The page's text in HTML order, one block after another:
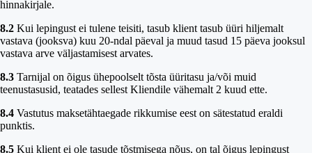
hinnakirjale.
8.2 Kui lepingust ei tulene teisiti, tasub klient tasub üüri hiljemalt
vastava (jooksva) kuu 20-ndal päeval ja muud tasud 15 päeva jooksul
vastava arve väljastamisest arvates.
8.3 Tarnijal on õigus ühepoolselt tõsta üüritasu ja/või muid
teenustasusid, teatades sellest Kliendile vähemalt 2 kuud ette.
8.4 Vastutus maksetähtaegade rikkumise eest on sätestatud eraldi
punktis.
8.5 Kui klient ei ole tasude tõstmisega nõus, on tal õigus lepingust